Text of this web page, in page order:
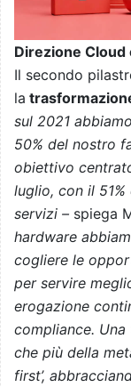
Direzione Cloud
Il secondo
la
sul 2021
50% del nostro
obiettivo
luglio, con il
servizi – spiega
hardware
cogliere le
per servire
erogazione
compliance.
che più della
first’,